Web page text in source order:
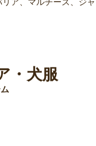
ア、マルチーズ、ジ
・犬服